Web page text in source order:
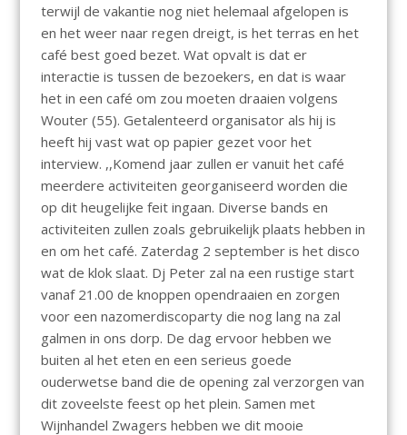
terwijl de vakantie nog niet helemaal afgelopen is
en het weer naar regen dreigt, is het terras en het
café best goed bezet. Wat opvalt is dat er
interactie is tussen de bezoekers, en dat is waar
het in een café om zou moeten draaien volgens
Wouter (55). Getalenteerd organisator als hij is
heeft hij vast wat op papier gezet voor het
interview. ,,Komend jaar zullen er vanuit het café
meerdere activiteiten georganiseerd worden die
op dit heugelijke feit ingaan. Diverse bands en
activiteiten zullen zoals gebruikelijk plaats hebben in
en om het café. Zaterdag 2 september is het disco
wat de klok slaat. Dj Peter zal na een rustige start
vanaf 21.00 de knoppen opendraaien en zorgen
voor een nazomerdiscoparty die nog lang na zal
galmen in ons dorp. De dag ervoor hebben we
buiten al het eten en een serieus goede
ouderwetse band die de opening zal verzorgen van
dit zoveelste feest op het plein. Samen met
Wijnhandel Zwagers hebben we dit mooie